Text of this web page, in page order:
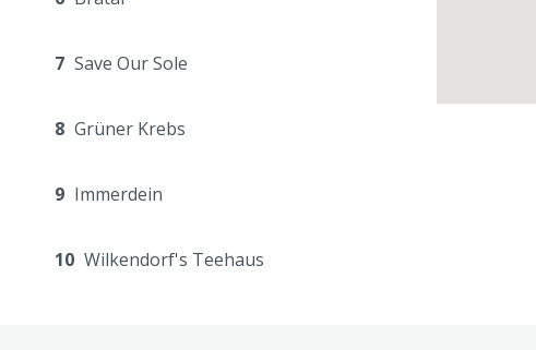
7 Save Our Sole
8 Grüner Krebs
9 Immerdein
10 Wilkendorf's Teehaus